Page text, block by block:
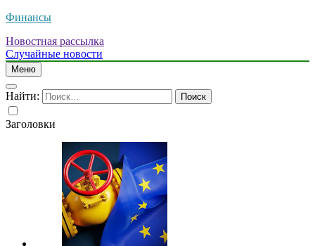
Финансы
Новостная рассылка
Случайные новости
Меню
Найти:
Заголовки